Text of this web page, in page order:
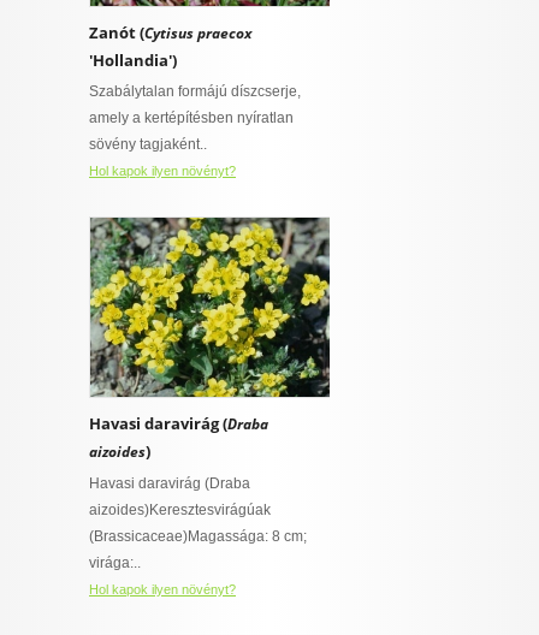
Zanót (Cytisus praecox
'Hollandia')
Szabálytalan formájú díszcserje,
amely a kertépítésben nyíratlan
sövény tagjaként..
Hol kapok ilyen növényt?
Havasi daravirág (Draba
aizoides)
Havasi daravirág (Draba
aizoides)Keresztesvirágúak
(Brassicaceae)Magassága: 8 cm;
virága:..
Hol kapok ilyen növényt?